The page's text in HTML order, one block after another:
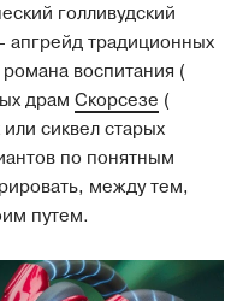
голливудский
апгрейд традиционных
романа воспитания (
драм Скорсезе (
сиквел старых
по понятным
между тем,
путем.